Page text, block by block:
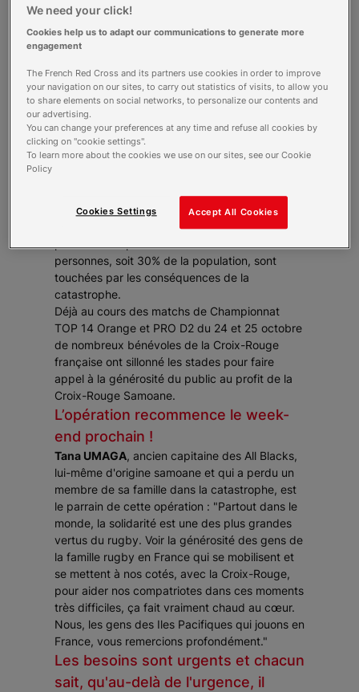
La famille du rugby, souhaite apporter
son soutien aux sinistrés du tsunami qui
a touché les îles Samoa et ainsi se
montrer solidaire des familles et des
proches des joueurs Samoan jouant en
France frappés par ces catastrophes.
Le 29 septembre, un tsunami dévastateur s’est
plusieurs centaines de victimes et d’importants
dégâts matériels. De source officielle, la
catastrophe a fait 142 morts et 15 500
personnes, soit 30% de la population, sont
touchées par les conséquences de la
catastrophe.
Déjà au cours des matchs de Championnat
TOP 14 Orange et PRO D2 du 24 et 25 octobre
de nombreux bénévoles de la Croix-Rouge
française ont sillonné les stades pour faire
appel à la générosité du public au profit de la
Croix-Rouge Samoane.
L’opération recommence le week-
end prochain !
Tana UMAGA, ancien capitaine des All Blacks,
lui-même d'origine samoane et qui a perdu un
membre de sa famille dans la catastrophe, est
le parrain de cette opération : "Partout dans le
monde, la solidarité est une des plus grandes
vertus du rugby. Voir la générosité des gens de
la famille rugby en France qui se mobilisent et
se mettent à nos cotés, avec la Croix-Rouge,
pour aider nos compatriotes dans ces moments
très difficiles, ça fait vraiment chaud au cœur.
Nous, les gens des Iles Pacifiques qui jouons en
France, vous remercions profondément."
Les besoins sont urgents et chacun
sait, qu'au-delà de l'urgence, il
We need your click!
Cookies help us to adapt our communications to generate more
engagement
The French Red Cross and its partners use cookies in order to improve
your navigation on our sites, to carry out statistics of visits, to allow you
to share elements on social networks, to personalize our contents and
our advertising.
You can change your preferences at any time and refuse all cookies by
clicking on "cookie settings".
To learn more about the cookies we use on our sites, see our Cookie
Policy
Accept All Cookies
Cookies Settings